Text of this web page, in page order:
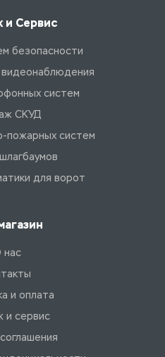
и Сервис
безопасности
систем
СКУД
пожарных систем
для ворот
нас
и оплата
и сервис